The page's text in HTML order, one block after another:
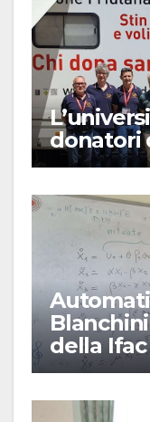
donatori
della Ifac